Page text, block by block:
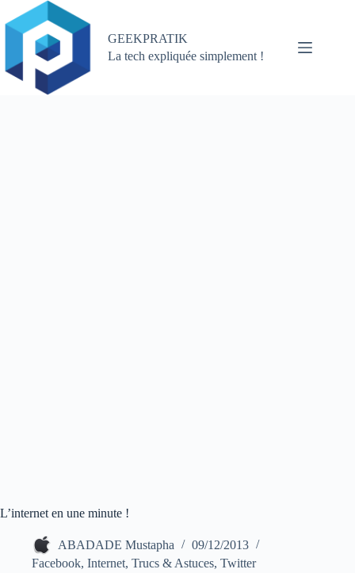
au
contenu
GEEKPRATIK
La tech expliquée simplement !
L’internet en une minute !
ABADADE Mustapha
09/12/2013
Facebook, Internet, Trucs & Astuces, Twitter